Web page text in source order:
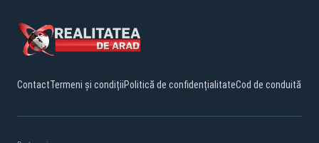
ContactTermeni și condițiiPolitică de confidențialitateCod de conduită